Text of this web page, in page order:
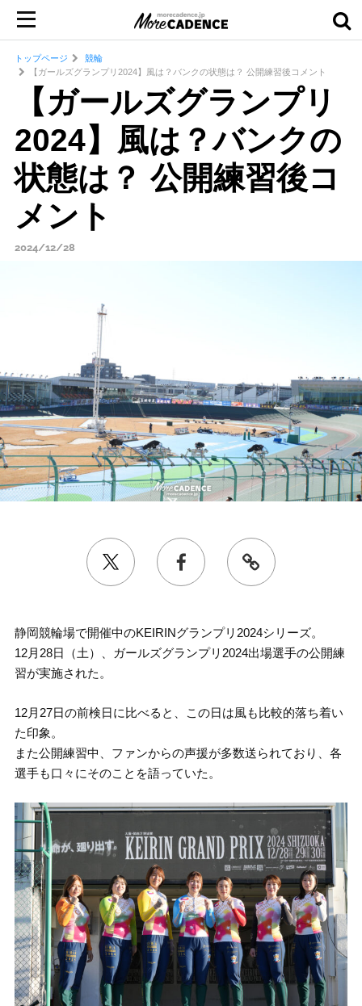
トップページ
競輪
【ガールズグランプリ2024】風は？バンクの状態は？ 公開練習後コメント
【ガールズグランプリ
2024】風は？バンクの
状態は？ 公開練習後コ
メント
2024/12/28
静岡競輪場で開催中のKEIRINグランプリ2024シリーズ。
12月28日（土）、ガールズグランプリ2024出場選手の公開練
習が実施された。
12月27日の前検日に比べると、この日は風も比較的落ち着い
た印象。
また公開練習中、ファンからの声援が多数送られており、各
選手も口々にそのことを語っていた。